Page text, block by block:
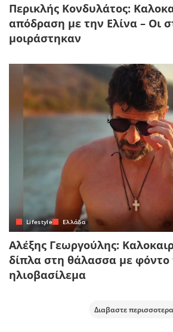
Περικλής Κονδυλάτος:
απόδραση με την Ελίνα – Οι
μοιράστηκαν
Lifestyle Ελλάδα
Αλέξης Γεωργούλης:
δίπλα στη θάλασσα με φόντο
ηλιοβασίλεμα
Διαβαστε περισσοτερα